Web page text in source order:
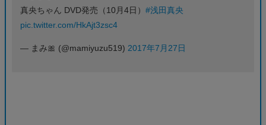
真央ちゃん DVD発売（10月4日） #浅田真央
pic.twitter.com/HkAjt3zsc4
— まみ🎀 (@mamiyuzu519) 2017年7月27日